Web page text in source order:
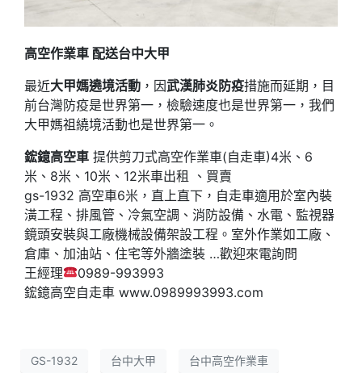
高空作業車 配送台中大甲
最近大甲媽遶境活動 ，因武漢肺炎防疫措施而延期，目
前台灣防疫是世界第一，檢驗速度也是世界第一，我們
大甲媽祖繞境活動也是世界第一。
鋐鐿高空車 提供剪刀式高空作業車(自走車)4米、6
米、8米、10米、12米車出租 、買賣
gs-1932 高空車6米，直上直下，自走車適用於室內裝
潢工程、排風管、冷氣空調、消防設備、水電、監視器
鏡頭安裝與工廠機械設備架設工程。室外作業如工廠、
倉庫、加油站、住宅等外牆塗裝 …歡迎來電詢問
王經理
0989-993993
鋐鐿高空自走車 www.0989993993.com
GS-1932 台中大甲 台中高空作業車